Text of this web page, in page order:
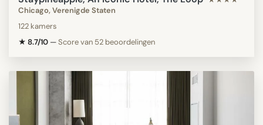
Chicago, Verenigde Staten
122 kamers
★ 8.7/10 —Score van 52 beoordelingen